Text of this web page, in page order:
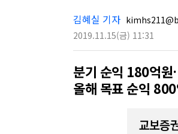
김혜실 기자
2019.11.15(금) 11:31
분기 순익 180억
올해 목표 순익